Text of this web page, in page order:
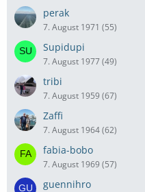
perak
7. August 1971 (55)
Supidupi
7. August 1977 (49)
tribi
7. August 1959 (67)
Zaffi
7. August 1964 (62)
fabia-bobo
7. August 1969 (57)
guennihro